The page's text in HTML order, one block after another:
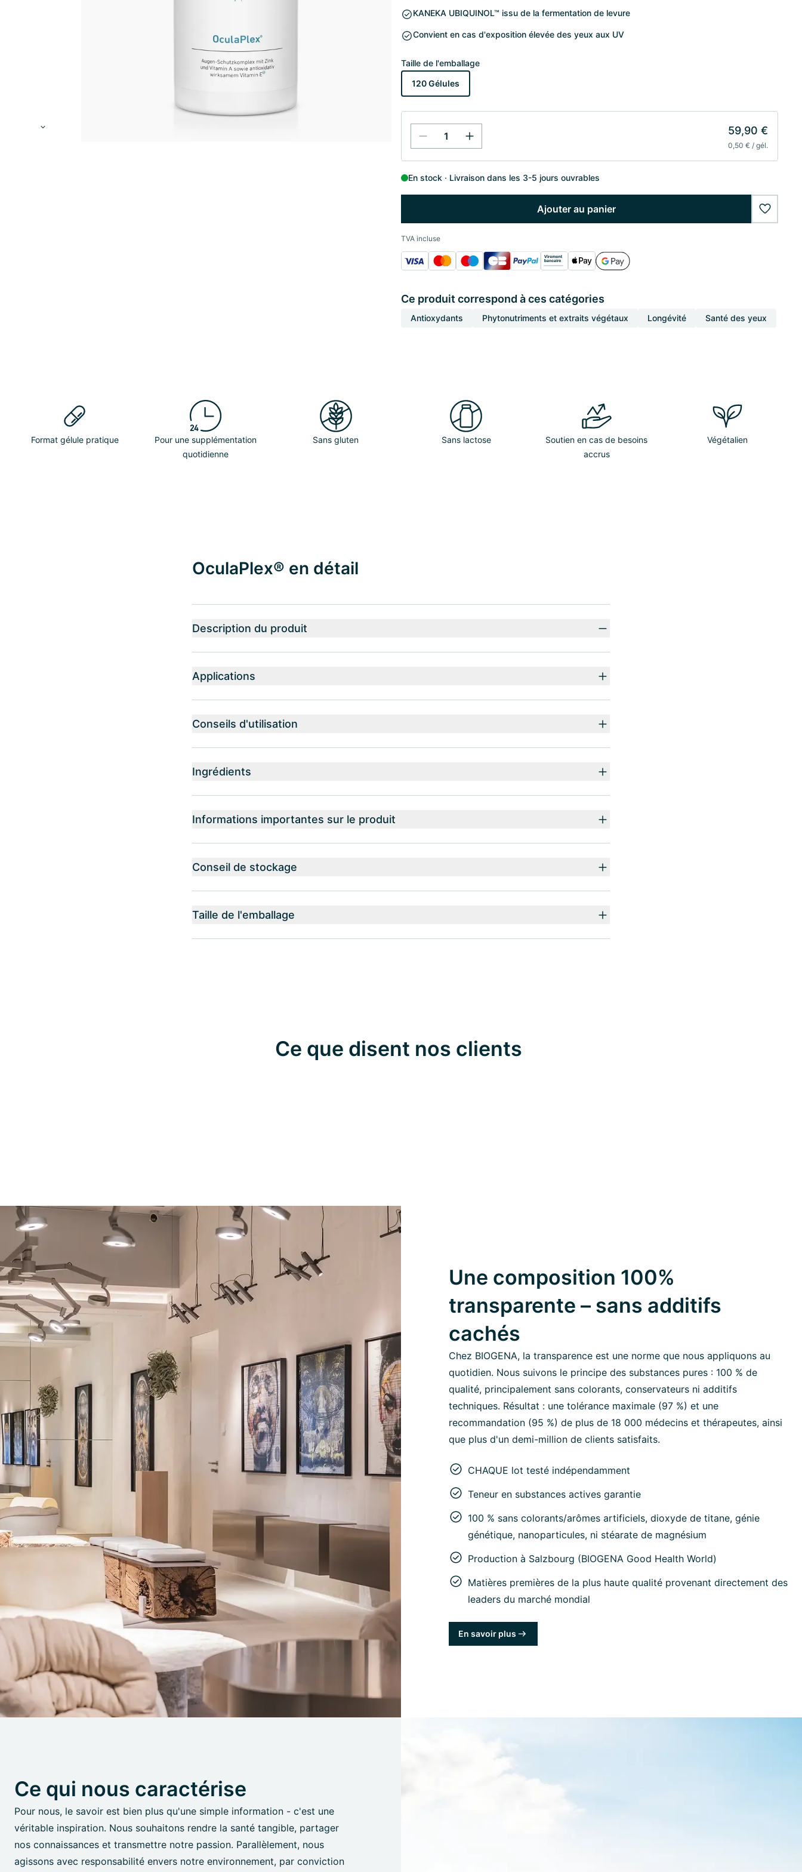
KANEKA UBIQUINOL™ issu de la fermentation de levure
Convient en cas d'exposition élevée des yeux aux UV
Taille de l'emballage
120 Gélules
59,90 €
0,50 € / gél.
En stock Livraison dans les 3-5 jours ouvrables
Ajouter au panier
TVA incluse
Ce produit correspond à ces catégories
Antioxydants Phytonutriments et extraits végétaux Longévité Santé des yeux
Format gélule pratique
Pour une supplémentation
quotidienne
Sans gluten Sans lactose
Soutien en cas de besoins
accrus
Végétalien
OculaPlex® en détail
Description du produit
Applications
Conseils d'utilisation
Ingrédients
Informations importantes sur le produit
Conseil de stockage
Taille de l'emballage
Ce que disent nos clients
Une composition 100%
transparente – sans additifs
cachés
Chez BIOGENA, la transparence est une norme que nous appliquons au
quotidien. Nous suivons le principe des substances pures : 100 % de
qualité, principalement sans colorants, conservateurs ni additifs
techniques. Résultat : une tolérance maximale (97 %) et une
recommandation (95 %) de plus de 18 000 médecins et thérapeutes, ainsi
que plus d'un demi-million de clients satisfaits.
CHAQUE lot testé indépendamment
Teneur en substances actives garantie
100 % sans colorants/arômes artificiels, dioxyde de titane, génie
génétique, nanoparticules, ni stéarate de magnésium
Production à Salzbourg (BIOGENA Good Health World)
Matières premières de la plus haute qualité provenant directement des
leaders du marché mondial
En savoir plus
Ce qui nous caractérise
Pour nous, le savoir est bien plus qu'une simple information - c'est une
véritable inspiration. Nous souhaitons rendre la santé tangible, partager
nos connaissances et transmettre notre passion. Parallèlement, nous
agissons avec responsabilité envers notre environnement, par conviction